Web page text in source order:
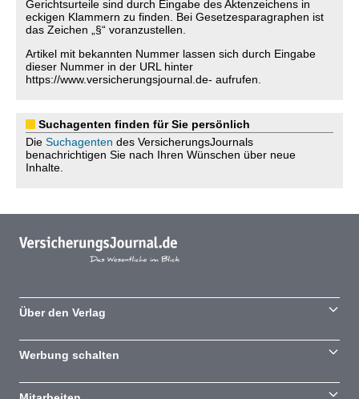
Gerichtsurteile sind durch Eingabe des Aktenzeichens in
eckigen Klammern zu finden. Bei Gesetzesparagraphen ist
das Zeichen „§“ voranzustellen.
Artikel mit bekannten Nummer lassen sich durch Eingabe
dieser Nummer in der URL hinter
https://www.versicherungsjournal.de- aufrufen.
Suchagenten finden für Sie persönlich
Die Suchagenten des VersicherungsJournals
benachrichtigen Sie nach Ihren Wünschen über neue
Inhalte.
Über den Verlag
Werbung schalten